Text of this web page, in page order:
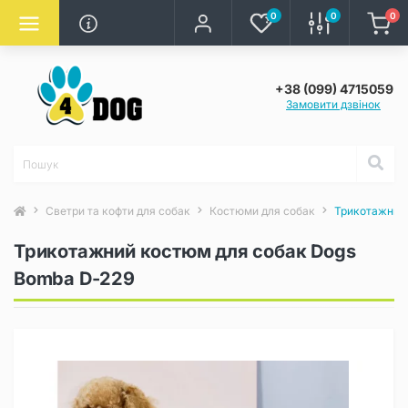
0 0 0
+38 (099) 4715059
Замовити дзвінок
Светри та кофти для собак Костюми для собак
Трикотажний костюм для собак Dogs
Bomba D-229